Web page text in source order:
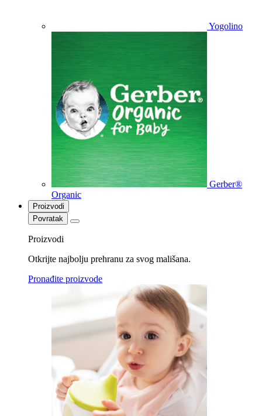
Yogolino
Gerber®
Organic
Proizvodi
Povratak
Proizvodi
Otkrijte najbolju prehranu za svog mališana.
Pronađite proizvode